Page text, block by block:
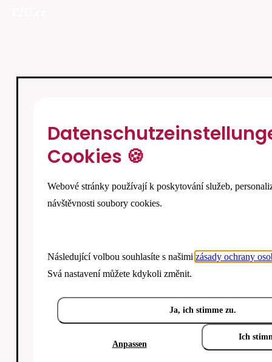
Cookies 🍪
Webové stránky používají k poskytování služeb,
návštěvnosti soubory cookies.
Následující volbou souhlasíte s našimi zásady ochrany
Svá nastavení můžete kdykoli změnit.
Ja, ich stimme zu.
Anpassen
Ich